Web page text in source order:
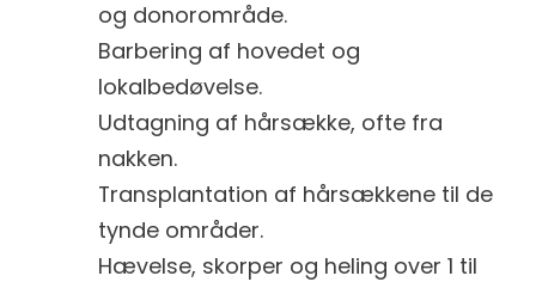
og donorområde.
Barbering af hovedet og
lokalbedøvelse.
Udtagning af hårsække, ofte fra
nakken.
Transplantation af hårsækkene til de
tynde områder.
Hævelse, skorper og heling over 1 til